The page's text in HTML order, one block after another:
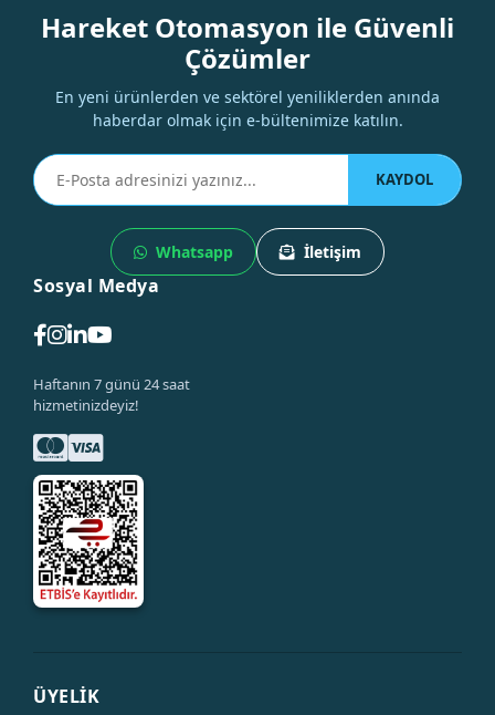
Hareket Otomasyon ile Güvenli
Çözümler
En yeni ürünlerden ve sektörel yeniliklerden anında
haberdar olmak için e-bültenimize katılın.
KAYDOL
Whatsapp İletişim
Sosyal Medya
Haftanın 7 günü 24 saat
hizmetinizdeyiz!
ÜYELİK